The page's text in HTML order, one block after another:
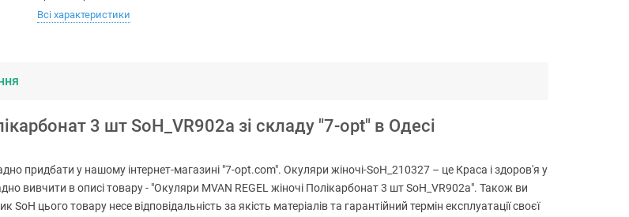
Всі характеристики
3 шт SoH_VR902a зі складу "7-opt" в Одесі
придбати у нашому інтернет-магазині "7-opt.com". Окуляри жіночі-SoH_210327 – це Краса і здоров'я у
вивчити в описі товару - "Окуляри MVAN REGEL жіночі Полікарбонат 3 шт SoH_VR902a". Також ви
цього товару несе відповідальність за якість матеріалів та гарантійний термін експлуатації своєї